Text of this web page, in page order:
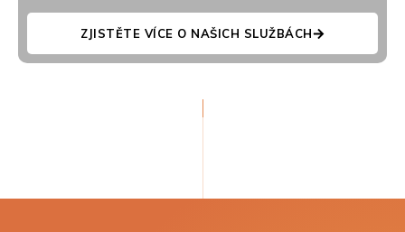
ZJISTĚTE VÍCE O NAŠICH SLUŽBÁCH